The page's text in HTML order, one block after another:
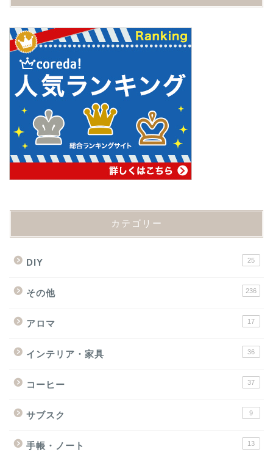
カテゴリー
DIY 25
その他 236
アロマ 17
インテリア・家具 36
コーヒー 37
サブスク 9
手帳・ノート 13